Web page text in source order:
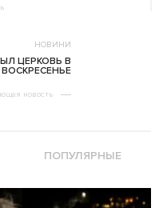
НОВИНИ
ЦЕРКОВЬ В
новость
ПОПУЛЯРНЫЕ